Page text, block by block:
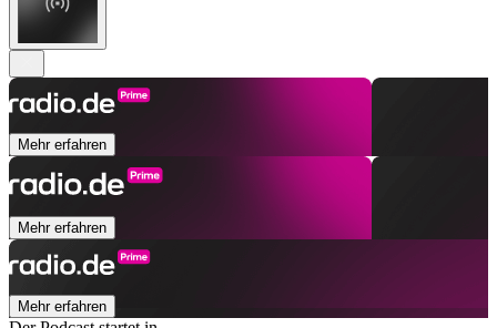
Mehr erfahren
Mehr erfahren
Mehr erfahren